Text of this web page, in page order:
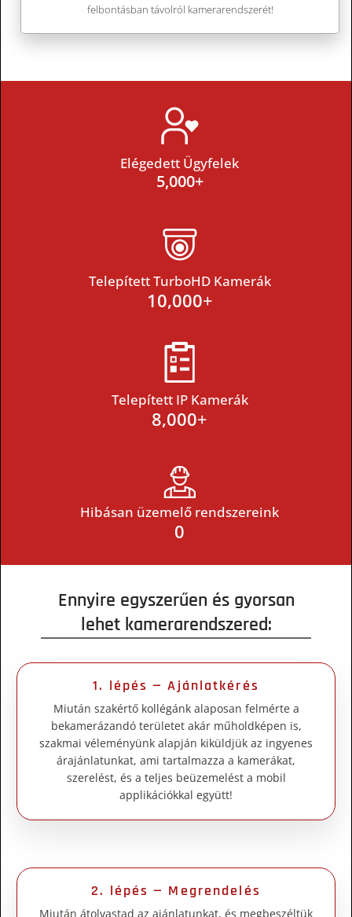
felbontásban távolról kamerarendszerét!
Elégedett Ügyfelek
5,000+
Telepített TurboHD Kamerák
10,000+
Telepített IP Kamerák
8,000+
Hibásan üzemelő rendszereink
0
Ennyire egyszerűen és gyorsan
lehet kamerarendszered:
1. lépés — Ajánlatkérés
Miután szakértő kollégánk alaposan felmérte a
bekamerázandó területet akár műholdképen is,
szakmai véleményünk alapján kiküldjük az ingyenes
árajánlatunkat, ami tartalmazza a kamerákat,
szerelést, és a teljes beüzemelést a mobil
applikációkkal együtt!
2. lépés — Megrendelés
Miután átolvastad az ajánlatunkat, és megbeszéltük